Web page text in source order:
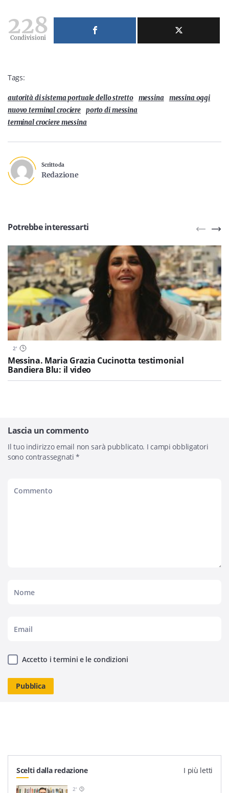
228
Condivisioni
Tags:
autorità di sistema portuale dello stretto messina
messina oggi
nuovo terminal crociere porto di messina
terminal crociere messina
Scritto da
Redazione
Potrebbe interessarti
2'
Messina. Maria Grazia Cucinotta testimonial
Bandiera Blu: il video
Lascia un commento
Il tuo indirizzo email non sarà pubblicato. I campi obbligatori
sono contrassegnati*
Accetto i termini e le condizioni
Scelti dalla redazione I più letti
2'